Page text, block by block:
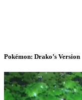
Pokémon: Drako’s Version